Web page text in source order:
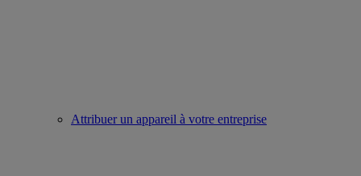
Attribuer un appareil à votre entreprise